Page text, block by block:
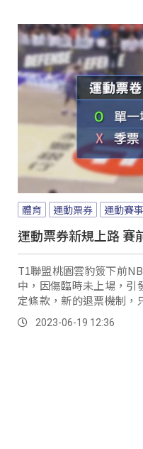
體育 運動票券 運動賽事
運動票券新規上路 賽
T1聯盟桃園雲豹簽下前
中，因傷臨時未上場，引
定條款，新的退票機制，
不算在內，球團也要在賽
2023-06-19 12:36